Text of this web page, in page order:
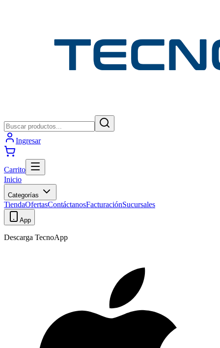
Ingresar
Carrito
Inicio
Categorías
TiendaOfertasContáctanosFacturaciónSucursales
App
Descarga TecnoApp